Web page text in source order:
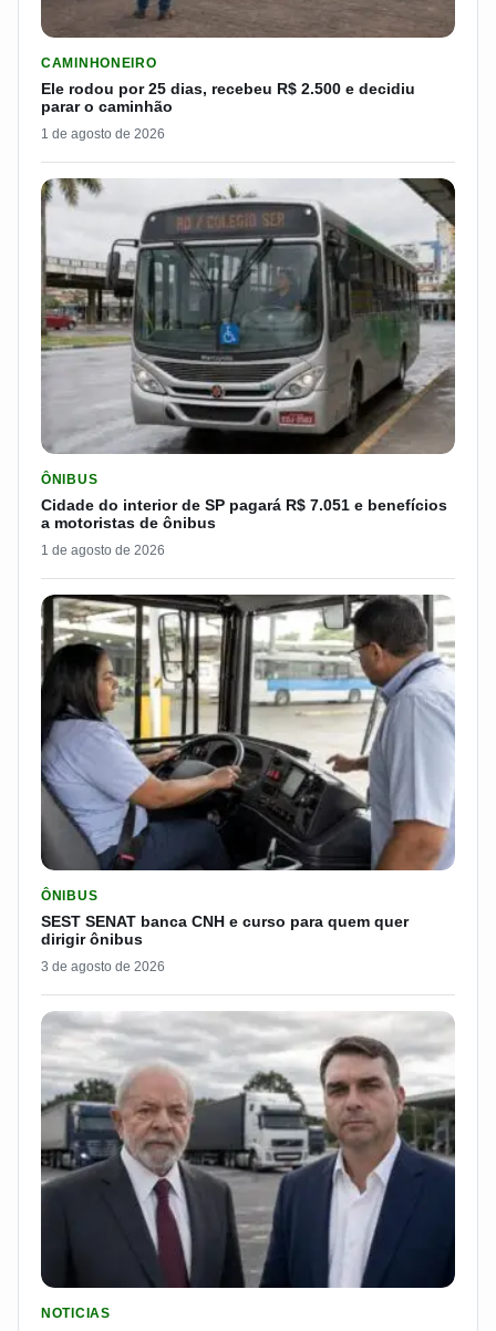
CAMINHONEIRO
Ele rodou por 25 dias, recebeu R$ 2.500 e decidiu
parar o caminhão
1 de agosto de 2026
ÔNIBUS
Cidade do interior de SP pagará R$ 7.051 e benefícios
a motoristas de ônibus
1 de agosto de 2026
ÔNIBUS
SEST SENAT banca CNH e curso para quem quer
dirigir ônibus
3 de agosto de 2026
NOTICIAS